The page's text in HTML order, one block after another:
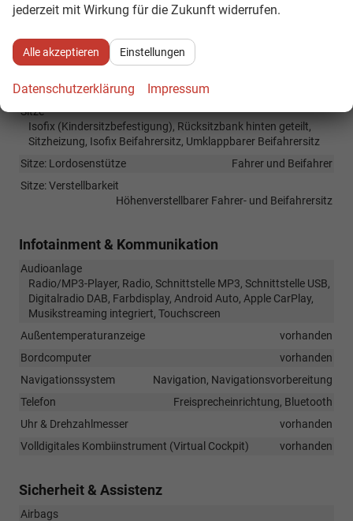
Klimatisierung
Klimaautomatik, 3-Zonen-Klimaautomatik
Laderaumabdeckung
Lenkrad
Lenkradheizung, mit Schaltwippen
Sitze
Isofix (Kindersitzbefestigung), Rücksitzbank hinten geteilt,
Sitzheizung, Isofix Beifahrersitz, Umklappbarer Beifahrersitz
Sitze: Lordosenstütze
Fahrer und Beifahrer
Sitze: Verstellbarkeit
Höhenverstellbarer Fahrer- und Beifahrersitz
Infotainment & Kommunikation
Audioanlage
Radio/MP3-Player, Radio, Schnittstelle MP3, Schnittstelle USB,
Digitalradio DAB, Farbdisplay, Android Auto, Apple CarPlay,
Musikstreaming integriert, Touchscreen
Außentemperaturanzeige
vorhanden
Bordcomputer
vorhanden
Navigationssystem
Navigation, Navigationsvorbereitung
Telefon
Freisprecheinrichtung, Bluetooth
Uhr & Drehzahlmesser
vorhanden
Volldigitales Kombiinstrument (Virtual Cockpit)
vorhanden
Sicherheit & Assistenz
Airbags
jederzeit mit Wirkung für die Zukunft widerrufen.
Alle akzeptieren Einstellungen
Datenschutzerklärung Impressum